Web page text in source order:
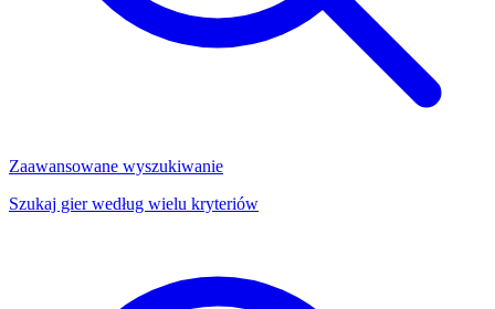
Zaawansowane wyszukiwanie
Szukaj gier według wielu kryteriów